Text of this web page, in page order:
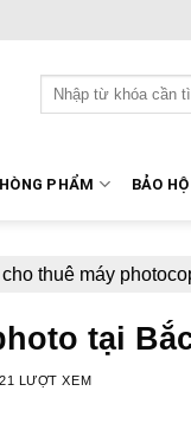
Tìm
kiếm:
PHẨM BẢO
thuê máy
tại
LƯỢT XEM